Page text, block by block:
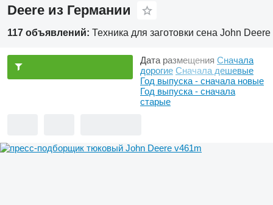
Deere из Германии
117 объявлений: Техника для заготовки сена John
Дата размещения Сначала
дорогие Сначала дешевые
Год выпуска - сначала новые
Год выпуска - сначала
старые